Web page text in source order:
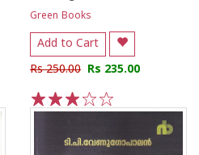
Green Books
Add to Cart
Rs 250.00 Rs 235.00
5
4
3
2
1